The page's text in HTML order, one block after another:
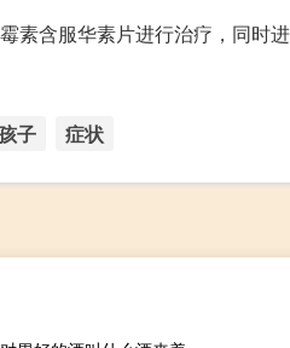
素含服华素片进行治疗，同时
子 症状